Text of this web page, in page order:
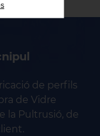
de perfils
de Vidre
la Pultrusió, de